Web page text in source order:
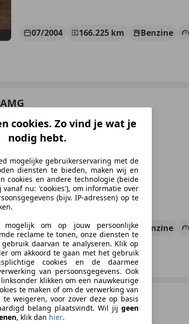
07/2004 166.225 km Benzine
€ 24.950
09/2000 100.000 km Benzine
cookies. Zo vind je wat je
nodig hebt.
mogelijke gebruikerservaring met de
diensten te bieden, maken wij en
cookies en andere technologie (beide
vanaf nu: 'cookies'), om informatie over
(bijv. IP-adressen) op te
om op jouw persoonlijke
reclame te tonen, onze diensten te
daarvan te analyseren. Klik op
om akkoord te gaan met het gebruik
cookies en de daarmee
van persoonsgegevens. Ook
klikken om een nauwkeurige
te maken of om de verwerking van
te weigeren, voor zover deze op basis
belang plaatsvindt. Wil jij geen
, klik dan hier.